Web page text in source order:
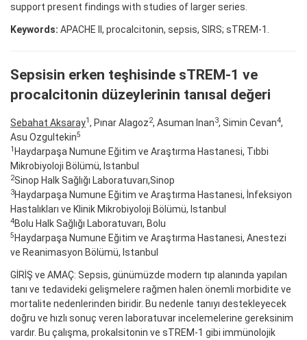
support present findings with studies of larger series.
Keywords: APACHE II, procalcitonin, sepsis, SIRS; sTREM-1.
Sepsisin erken teşhisinde sTREM-1 ve
procalcitonin düzeylerinin tanısal değeri
Sebahat Aksaray1, Pınar Alagoz2, Asuman Inan3, Simin Cevan4,
Asu Ozgultekin5
1 Haydarpaşa Numune Eğitim ve Araştırma Hastanesi, Tıbbi
Mikrobiyoloji Bölümü, Istanbul
2Sinop Halk Sağlığı Laboratuvarı,Sinop
3Haydarpaşa Numune Eğitim ve Araştırma Hastanesi, İnfeksiyon
Hastalıkları ve Klinik Mikrobiyoloji Bölümü, Istanbul
4Bolu Halk Sağlığı Laboratuvarı, Bolu
5 Haydarpaşa Numune Eğitim ve Araştırma Hastanesi, Anestezi
ve Reanimasyon Bölümü, Istanbul
GİRİŞ ve AMAÇ: Sepsis, günümüzde modern tıp alanında yapılan
tanı ve tedavideki gelişmelere rağmen halen önemli morbidite ve
mortalite nedenlerinden biridir. Bu nedenle tanıyı destekleyecek
doğru ve hızlı sonuç veren laboratuvar incelemelerine gereksinim
vardır. Bu çalışma, prokalsitonin ve sTREM-1 gibi immünolojik